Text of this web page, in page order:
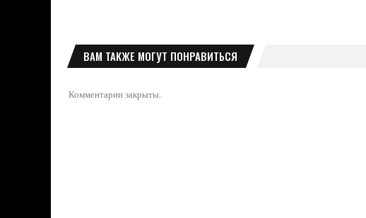
ВАМ ТАКЖЕ МОГУТ ПОНРАВИТЬСЯ
Комментарии закрыты.